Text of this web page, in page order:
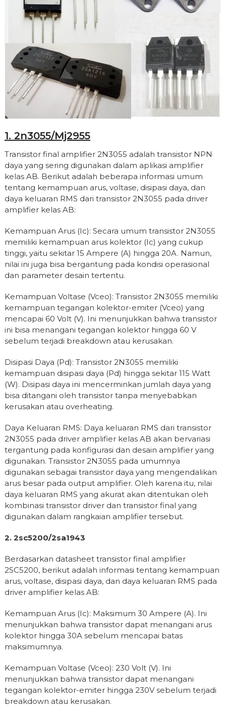
1. 2n3055/mj2955
Transistor final amplifier 2N3055 adalah transistor NPN
daya yang sering digunakan dalam aplikasi amplifier
kelas AB. Berikut adalah beberapa informasi umum
tentang kemampuan arus, voltase, disipasi daya, dan
daya keluaran RMS dari transistor 2N3055 pada driver
amplifier kelas AB:
Kemampuan Arus (Ic): Secara umum transistor 2N3055
memiliki kemampuan arus kolektor (Ic) yang cukup
tinggi, yaitu sekitar 15 Ampere (A) hingga 20A. Namun,
nilai ini juga bisa bergantung pada kondisi operasional
dan parameter desain tertentu.
Kemampuan Voltase (Vceo): Transistor 2N3055 memiliki
kemampuan tegangan kolektor-emiter (Vceo) yang
mencapai 60 Volt (V). Ini menunjukkan bahwa transistor
ini bisa menangani tegangan kolektor hingga 60 V
sebelum terjadi breakdown atau kerusakan.
Disipasi Daya (Pd): Transistor 2N3055 memiliki
kemampuan disipasi daya (Pd) hingga sekitar 115 Watt
(W). Disipasi daya ini mencerminkan jumlah daya yang
bisa ditangani oleh transistor tanpa menyebabkan
kerusakan atau overheating.
Daya Keluaran RMS: Daya keluaran RMS dari transistor
2N3055 pada driver amplifier kelas AB akan bervariasi
tergantung pada konfigurasi dan desain amplifier yang
digunakan. Transistor 2N3055 pada umumnya
digunakan sebagai transistor daya yang mengendalikan
arus besar pada output amplifier. Oleh karena itu, nilai
daya keluaran RMS yang akurat akan ditentukan oleh
kombinasi transistor driver dan transistor final yang
digunakan dalam rangkaian amplifier tersebut.
2. 2sc5200/2sa1943
Berdasarkan datasheet transistor final amplifier
2SC5200, berikut adalah informasi tentang kemampuan
arus, voltase, disipasi daya, dan daya keluaran RMS pada
driver amplifier kelas AB:
Kemampuan Arus (Ic): Maksimum 30 Ampere (A). Ini
menunjukkan bahwa transistor dapat menangani arus
kolektor hingga 30A sebelum mencapai batas
maksimumnya.
Kemampuan Voltase (Vceo): 230 Volt (V). Ini
menunjukkan bahwa transistor dapat menangani
tegangan kolektor-emiter hingga 230V sebelum terjadi
breakdown atau kerusakan.